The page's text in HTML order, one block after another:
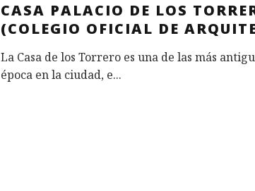
CASA PALACIO DE LOS
(COLEGIO OFICIAL DE
La Casa de los Torrero es una de las más
época en la ciudad, e...